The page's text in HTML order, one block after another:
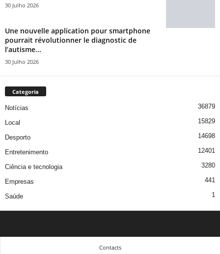
30 Julho 2026
Une nouvelle application pour smartphone
pourrait révolutionner le diagnostic de
l’autisme...
30 Julho 2026
Categoria
Notícias 36879
Local 15829
Desporto 14698
Entretenimento 12401
Ciência e tecnologia 3280
Empresas 441
Saúde 1
Contacts